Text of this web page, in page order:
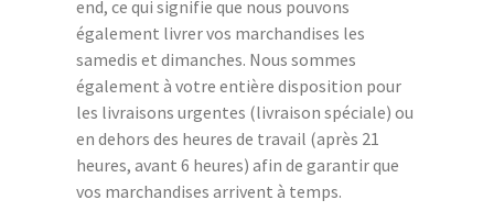
end, ce qui signifie que nous pouvons
également livrer vos marchandises les
samedis et dimanches. Nous sommes
également à votre entière disposition pour
les livraisons urgentes (livraison spéciale) ou
en dehors des heures de travail (après 21
heures, avant 6 heures) afin de garantir que
vos marchandises arrivent à temps.